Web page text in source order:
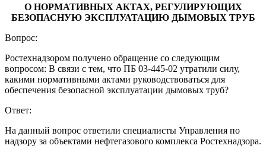
О НОРМАТИВНЫХ АКТАХ, РЕГУЛИРУЮЩИХ
БЕЗОПАСНУЮ ЭКСПЛУАТАЦИЮ ДЫМОВЫХ ТРУБ
Вопрос:
Ростехнадзором получено обращение со следующим
вопросом: В связи с тем, что ПБ 03-445-02 утратили силу,
какими нормативными актами руководствоваться для
обеспечения безопасной эксплуатации дымовых труб?
Ответ:
На данный вопрос ответили специалисты Управления по
надзору за объектами нефтегазового комплекса Ростехнадзора.